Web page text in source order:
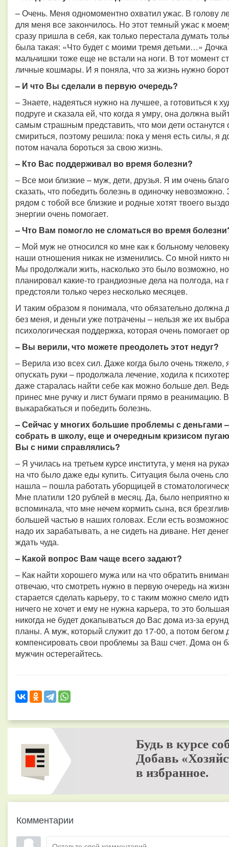
– Очень. Меня одномоментно охватил ужас. В голову
для меня все закончилось. Но этот темный ужас к
сразу пришла в себя, как только перестала думать
была такая: «Что будет с моими тремя детьми…»
мальчишки тоже еще не встали на ноги. В тот момент
личные кошмары. И я поняла, что за жизнь нужно
– И что Вы сделали в первую очередь?
– Знаете, надеяться нужно на лучшее, а готовиться к
подруге и сказала ей, что когда я умру, она должна
самым страшным представить, что мои дети
смириться, поэтому решила: пока у меня есть силы, я
потом начала бороться за свою жизнь.
– Кто Вас поддерживал во время болезни?
– Все мои близкие – муж, дети, друзья. Я им очень
сказать, что победить болезнь в одиночку
рядом с тобой все близкие и родные хотят твоего
энергии очень помогает.
– Что Вам помогло не сломаться во время
– Мой муж не относился ко мне как к больному
наши отношения никак не изменились. Со мной никто
Мы продолжали жить, насколько это было возможно,
планировал какие-то грандиозные дела на полгода,
предстояли только через несколько месяцев.
И таким образом я понимала, что обязательно должна
без меня, и деньги уже потрачены – нельзя же их
психологическая поддержка, которая очень помогает
– Вы верили, что можете преодолеть этот недуг?
– Верила изо всех сил. Даже когда было очень
опускать руки – продолжала лечение, ходила к
даже старалась найти себе как можно больше дел.
принес мне ручку и лист бумаги прямо в реанимацию.
выкарабкаться и победить болезнь.
– Сейчас у многих большие проблемы с деньгами
собрать в школу, еще и очередным кризисом
Вы с ними справлялись?
– Я училась на третьем курсе института, у меня на
на что было даже еды купить. Ситуация была очень
нашла – пошла работать уборщицей в
Мне платили 120 рублей в месяц. Да, было неприятно
вспоминала, что мне нечем кормить сына, вся
большей частью в наших головах. Если есть
надо их зарабатывать, а не сидеть на диване. Нет
ждать чуда.
– Какой вопрос Вам чаще всего задают?
– Как найти хорошего мужа или на что обратить
отвечаю, что смотреть нужно в первую очередь на
старается сделать карьеру, то с таким можно смело
ничего не хочет и ему не нужна карьера, то это
никогда не будет докапываться до Вас дома из-за
планы. А муж, который служит до 17-00, а потом бегом
компенсировать свои проблемы за Ваш счет. Дома он
мужчин остерегайтесь.
Будь в курсе
Добавь
в избранное.
Комментарии